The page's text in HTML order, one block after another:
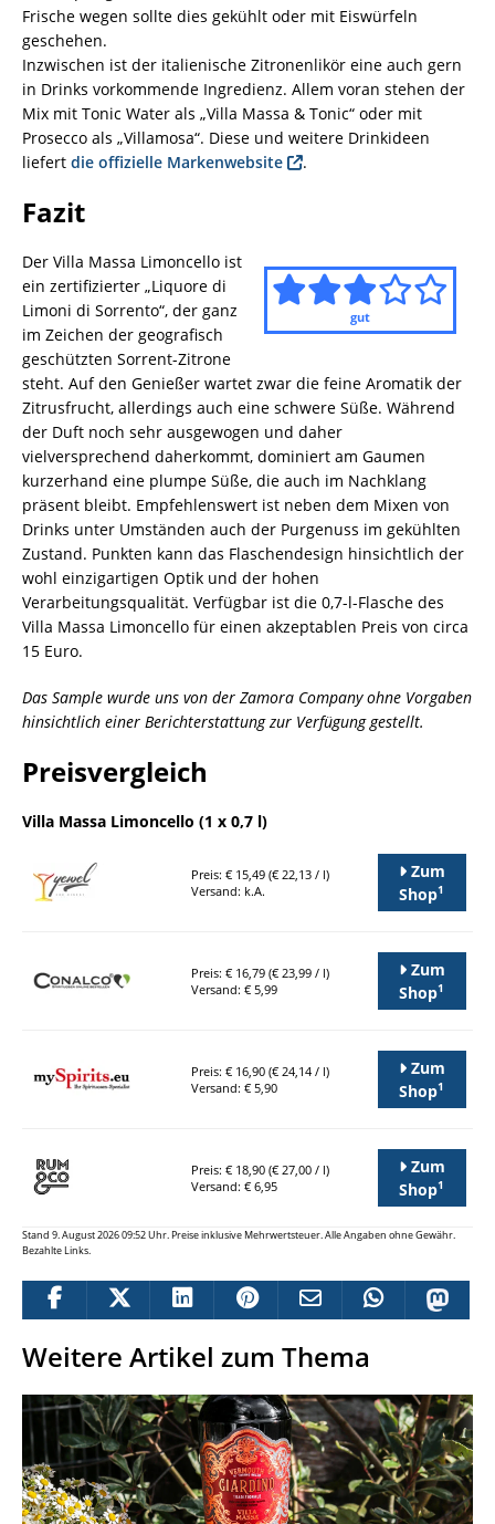
Frische wegen sollte dies gekühlt oder mit Eiswürfeln
geschehen.
Inzwischen ist der italienische Zitronenlikör eine auch gern
in Drinks vorkommende Ingredienz. Allem voran stehen der
Mix mit Tonic Water als „Villa Massa & Tonic“ oder mit
Prosecco als „Villamosa“. Diese und weitere Drinkideen
liefert die offizielle Markenwebsite .
Fazit
gut
Der Villa Massa Limoncello ist
ein zertifizierter „Liquore di
Limoni di Sorrento“, der ganz
im Zeichen der geografisch
geschützten Sorrent-Zitrone
steht. Auf den Genießer wartet zwar die feine Aromatik der
Zitrusfrucht, allerdings auch eine schwere Süße. Während
der Duft noch sehr ausgewogen und daher
vielversprechend daherkommt, dominiert am Gaumen
kurzerhand eine plumpe Süße, die auch im Nachklang
präsent bleibt. Empfehlenswert ist neben dem Mixen von
Drinks unter Umständen auch der Purgenuss im gekühlten
Zustand. Punkten kann das Flaschendesign hinsichtlich der
wohl einzigartigen Optik und der hohen
Verarbeitungsqualität. Verfügbar ist die 0,7-l-Flasche des
Villa Massa Limoncello für einen akzeptablen Preis von circa
15 Euro.
Das Sample wurde uns von der Zamora Company ohne Vorgaben
hinsichtlich einer Berichterstattung zur Verfügung gestellt.
Preisvergleich
Villa Massa Limoncello (1 x 0,7 l)
Preis: € 15,49 (€ 22,13 / l)
Versand: k.A.
Zum
Shop1
Preis: € 16,79 (€ 23,99 / l)
Versand: € 5,99
Zum
Shop1
Preis: € 16,90 (€ 24,14 / l)
Versand: € 5,90
Zum
Shop1
Preis: € 18,90 (€ 27,00 / l)
Versand: € 6,95
Zum
Shop1
Stand 9. August 2026 09:52 Uhr. Preise inklusive Mehrwertsteuer. Alle Angaben ohne Gewähr.
Bezahlte Links.
Weitere Artikel zum Thema